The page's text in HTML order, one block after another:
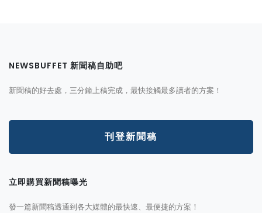
NEWSBUFFET 新聞稿自助吧
新聞稿的好去處，三分鐘上稿完成，最快接觸最多讀者的方案！
刊登新聞稿
立即購買新聞稿曝光
發一篇新聞稿透通到各大媒體的最快速、最便捷的方案！